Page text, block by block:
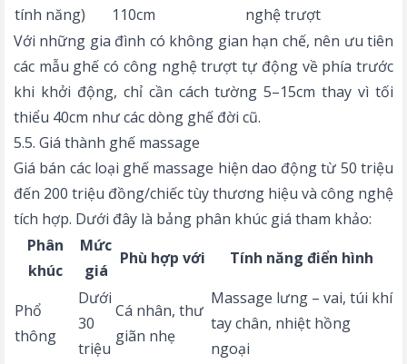
tính năng)
110cm
nghệ trượt
Với những gia đình có không gian hạn chế, nên ưu tiên
các mẫu ghế có công nghệ trượt tự động về phía trước
khi khởi động, chỉ cần cách tường 5–15cm thay vì tối
thiểu 40cm như các dòng ghế đời cũ.
5.5. Giá thành ghế massage
Giá bán các loại ghế massage hiện dao động từ 50 triệu
đến 200 triệu đồng/chiếc tùy thương hiệu và công nghệ
tích hợp. Dưới đây là bảng phân khúc giá tham khảo:
Phân
khúc
Mức
giá
Phù hợp với Tính năng điển hình
Phổ
thông
Dưới
30
triệu
Cá nhân, thư
giãn nhẹ
Massage lưng – vai, túi khí
tay chân, nhiệt hồng
ngoại